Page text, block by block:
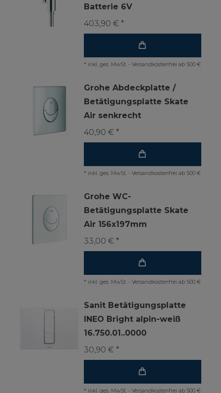
Batterie 6V
403,90 € *
* inkl. ges. MwSt. - Versandkostenfrei ab 500 €
Grohe Abdeckplatte /
Betätigungsplatte Skate
Air senkrecht
40,90 € *
* inkl. ges. MwSt. - Versandkostenfrei ab 500 €
Grohe WC-
Betätigungsplatte Skate
Air 156x197mm
33,00 € *
* inkl. ges. MwSt. - Versandkostenfrei ab 500 €
Sanit Betätigungsplatte
INEO Bright alpin-weiß
16.750.01..0000
30,90 € *
* inkl. ges. MwSt. - Versandkostenfrei ab 500 €